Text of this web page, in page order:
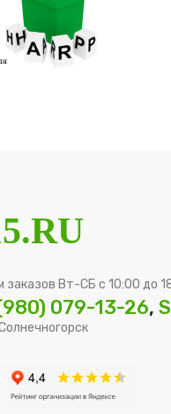
заказов Вт-СБ с 10:00 до
079-13-26,